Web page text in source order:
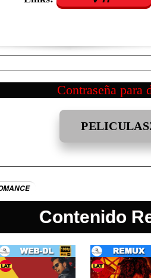
Contraseña para
Contenido